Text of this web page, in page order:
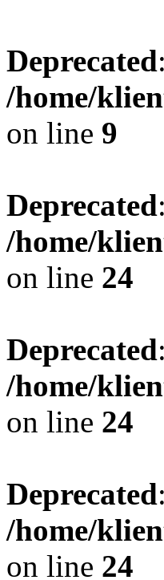
Deprecated
/home/
on line 9
Deprecated
/home/
on line 24
Deprecated
/home/
on line 24
Deprecated
/home/
on line 24